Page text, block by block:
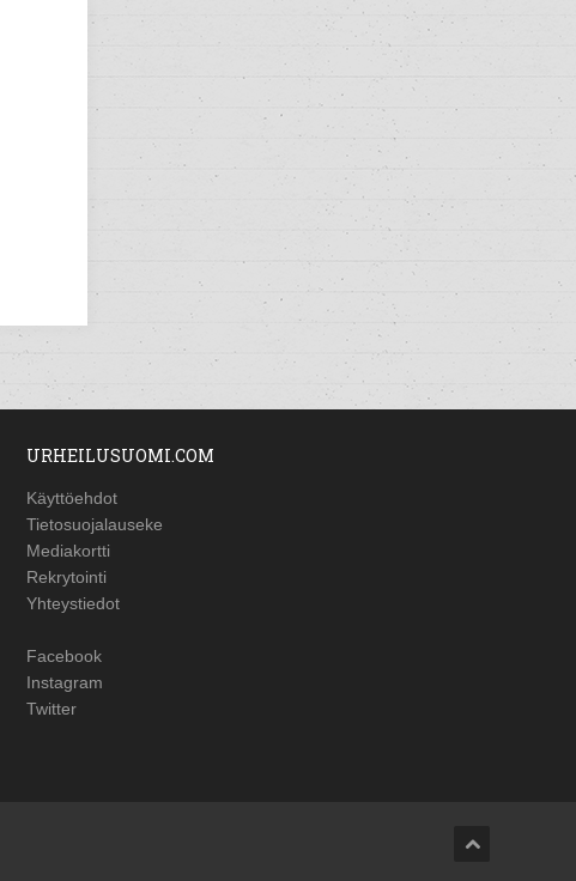
URHEILUSUOMI.COM
Käyttöehdot
Tietosuojalauseke
Mediakortti
Rekrytointi
Yhteystiedot
Facebook
Instagram
Twitter